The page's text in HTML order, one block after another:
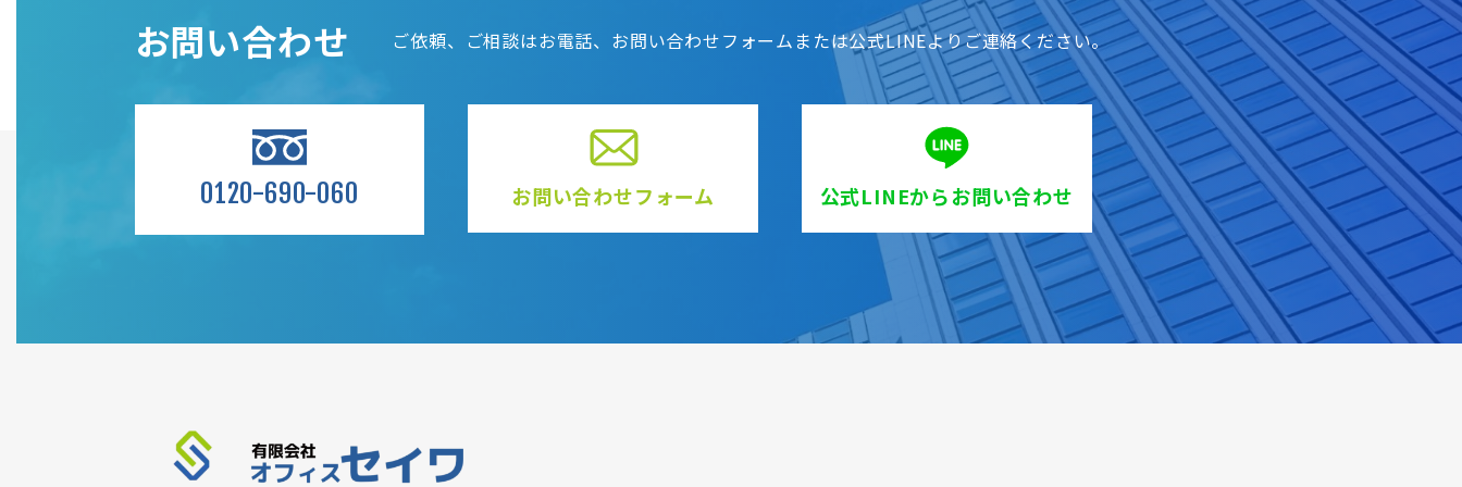
お問い合わせ ご依頼、ご相談はお電話、お問い合わせフォームまたは公式LINEよりご連絡ください。
0120-690-060 お問い合わせフォーム 公式LINEからお問い合わせ